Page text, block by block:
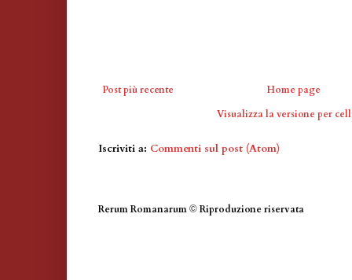
Post più recente
Home page
Visualizza la versione per
Iscriviti a: Commenti sul post (Atom)
Rerum Romanarum © Riproduzione riservata